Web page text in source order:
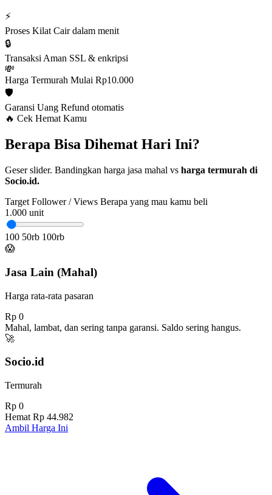
⚡
Proses Kilat Cair dalam menit
🔒
Transaksi Aman SSL & enkripsi
💸
Harga Termurah Mulai Rp10.000
🛡️
Garansi Uang Refund otomatis
🔥 Cek Hemat Kamu
Berapa Bisa Dihemat Hari Ini?
Geser slider. Bandingkan harga jasa mahal vs harga termurah di
Socio.id.
Target Follower / Views Berapa yang mau kamu beli
1.000 unit
100 50rb 100rb
😱
Jasa Lain (Mahal)
Harga rata-rata pasaran
Rp 0
Mahal, lambat, dan sering tanpa garansi. Saldo sering hangus.
🚀
Socio.id
Termurah
Rp 0
Hemat Rp 44.982
Ambil Harga Ini